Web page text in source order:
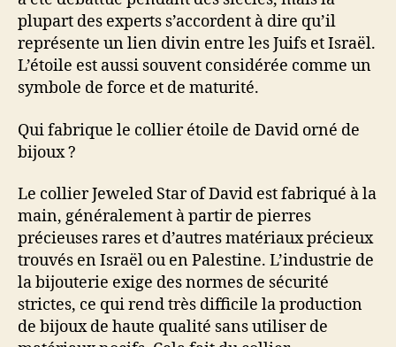
plupart des experts s’accordent à dire qu’il
représente un lien divin entre les Juifs et Israël.
L’étoile est aussi souvent considérée comme un
symbole de force et de maturité.
Qui fabrique le collier étoile de David orné de
bijoux ?
Le collier Jeweled Star of David est fabriqué à la
main, généralement à partir de pierres
précieuses rares et d’autres matériaux précieux
trouvés en Israël ou en Palestine. L’industrie de
la bijouterie exige des normes de sécurité
strictes, ce qui rend très difficile la production
de bijoux de haute qualité sans utiliser de